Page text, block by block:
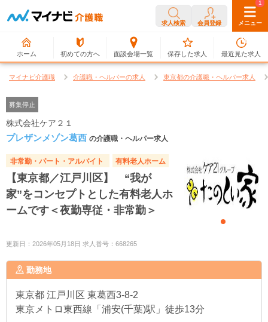
求人検索 会員登録 メニュー
ホーム 初めての方へ 面談会場一覧
0
保存した求人
1
最近見た求人
マイナビ介護職 介護職・ヘルパーの求人 東京都の介護職・ヘルパー求人
募集停止
株式会社ケア２１
プレザンメゾン葛西 の介護職・ヘルパー求人
非常勤・パート・アルバイト 有料老人ホーム
【東京都／江戸川区】 “我が
家”をコンセプトとした有料老人ホ
ームです＜夜勤専従・非常勤＞
更新日：2026年05月18日 求人番号：668265
勤務地
東京都 江戸川区 東葛西3-8-2
東京メトロ東西線「浦安(千葉)駅」徒歩13分